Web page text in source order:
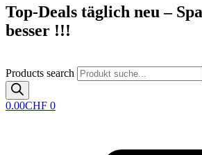
Top-Deals täglich neu –
besser !!!
Products search
0.00CHF 0